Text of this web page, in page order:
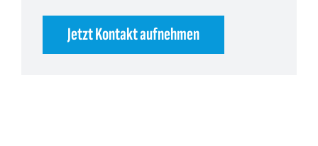
Jetzt Kontakt aufnehmen